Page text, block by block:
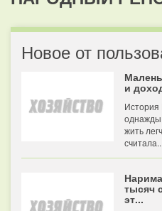
Новое от
и
однажды
жить
считала...
тысяч
эт...